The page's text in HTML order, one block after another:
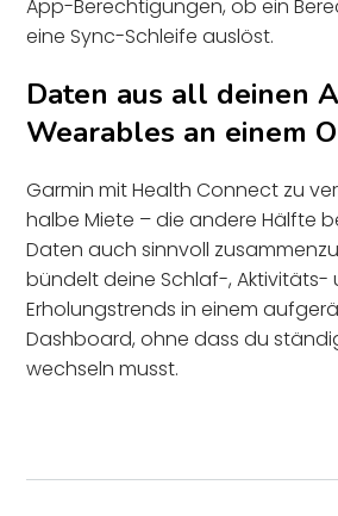
App-Berechtigungen, ob ein
eine Sync-Schleife auslöst.
Daten aus all deinen
Wearables an einem
Garmin mit Health Connect zu
halbe Miete – die andere Hälfte
Daten auch sinnvoll
bündelt deine Schlaf-, Aktivitäts-
Erholungstrends in einem
Dashboard, ohne dass du
wechseln musst.